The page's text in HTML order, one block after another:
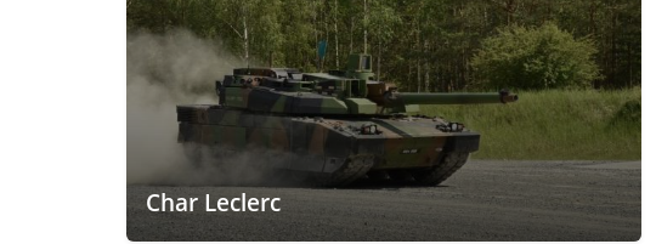
Char Leclerc